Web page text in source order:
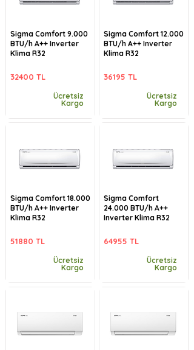
Sigma Comfort 9.000
BTU/h A++ Inverter
Klima R32
32400 TL
Ücretsiz
Kargo
Sigma Comfort 18.000
BTU/h A++ Inverter
Klima R32
51880 TL
Ücretsiz
Kargo
Sigma Comfort 12.000
BTU/h A++ Inverter
Klima R32
36195 TL
Ücretsiz
Kargo
Sigma Comfort
24.000 BTU/h A++
Inverter Klima R32
64955 TL
Ücretsiz
Kargo